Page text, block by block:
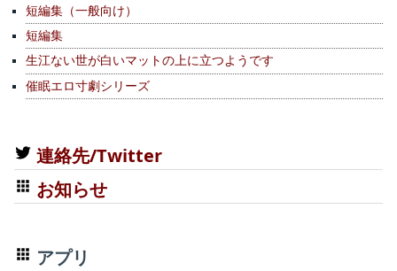
短編集（一般向け）
短編集
生江ない世が白いマットの上に立つようです
催眠エロ寸劇シリーズ
連絡先/Twitter
お知らせ
アプリ